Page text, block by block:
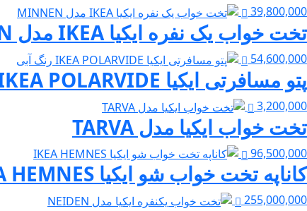
39,800,000
تخت خواب یک نفره ایکیا IKEA مدل MINNEN
54,600,000
پتو مسافرتی ایکیا IKEA POLARVIDE رنگ آبی
3,200,000
تخت خواب ایکیا مدل TARVA
96,500,000
کاناپه تخت خواب شو ایکیا IKEA HEMNES
255,000,000